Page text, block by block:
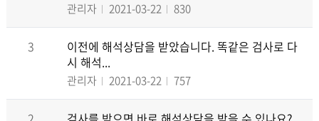
관리자 2021-03-22 830
3
이전에 해석상담을 받았습니다. 똑같은 검사로 다
시 해석...
관리자 2021-03-22 757